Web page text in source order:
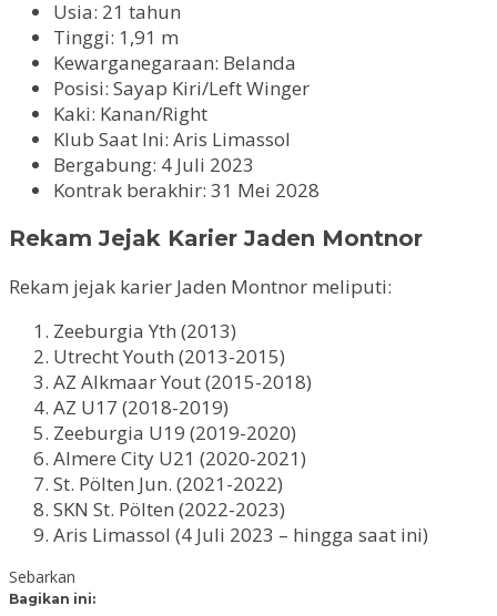
Usia: 21 tahun
Tinggi: 1,91 m
Kewarganegaraan: Belanda
Posisi: Sayap Kiri/Left Winger
Kaki: Kanan/Right
Klub Saat Ini: Aris Limassol
Bergabung: 4 Juli 2023
Kontrak berakhir: 31 Mei 2028
Rekam Jejak Karier Jaden Montnor
Rekam jejak karier Jaden Montnor meliputi:
Zeeburgia Yth (2013)
Utrecht Youth (2013-2015)
AZ Alkmaar Yout (2015-2018)
AZ U17 (2018-2019)
Zeeburgia U19 (2019-2020)
Almere City U21 (2020-2021)
St. Pölten Jun. (2021-2022)
SKN St. Pölten (2022-2023)
Aris Limassol (4 Juli 2023 – hingga saat ini)
Sebarkan
Bagikan ini: